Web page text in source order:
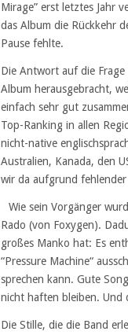
Mirage” erst letztes Jahr
das Album die Rückkehr
Pause fehlte.
Die Antwort auf die
Album herausgebracht,
einfach sehr gut
Top-Ranking in allen
nicht-native
Australien, Kanada, den
wir da aufgrund
Wie sein Vorgänger
Rado (von Foxygen).
großes Manko hat: Es
“Pressure Machine“
sprechen kann. Gute
nicht haften bleiben. Und
Die Stille, die die Band